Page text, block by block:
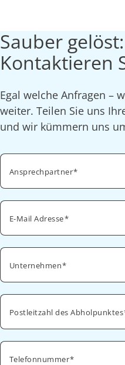
Sauber gelöst:
Kontaktieren
Egal welche Anfragen –
weiter. Teilen Sie uns
und wir kümmern uns
Ansprechpartner
E-Mail Adresse
Unternehmen
Postleitzahl des Abholpunktes
Telefonnummer